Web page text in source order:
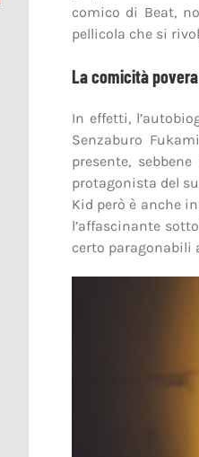
comico di Beat,
pellicola che si
La comicità
In effetti,
Senzaburo
presente,
protagonista del
Kid però è anche
l’affascinante
certo paragonabili